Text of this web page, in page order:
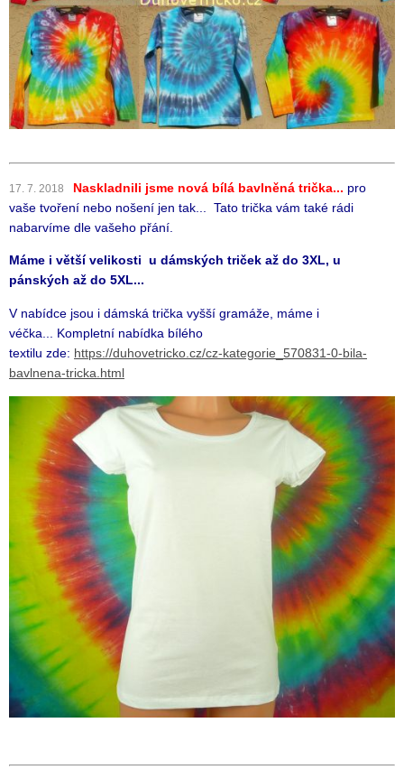
17. 7. 2018 Naskladnili jsme nová bílá bavlněná trička... pro
vaše tvoření nebo nošení jen tak...
Tato trička vám také rádi
nabarvíme dle vašeho přání.
Máme i větší velikosti u dámských triček až do 3XL, u
pánských až do 5XL...
V nabídce jsou i dámská trička vyšší gramáže, máme i
véčka... Kompletní nabídka bílého
textilu zde: https://duhovetricko.cz/cz-kategorie_570831-0-bila-
bavlnena-tricka.html